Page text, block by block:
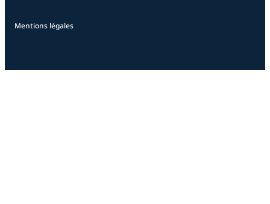
Mentions légales